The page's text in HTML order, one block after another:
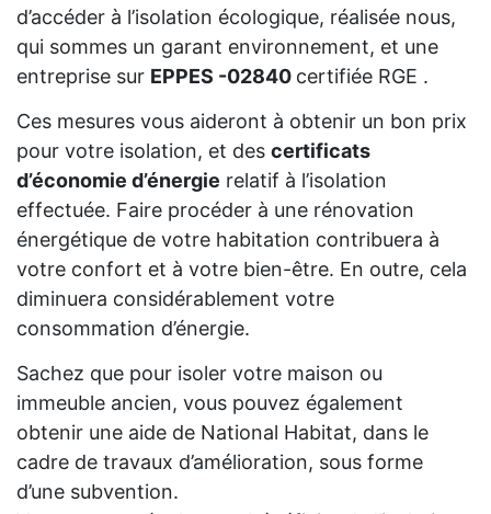
d’accéder à l’isolation écologique, réalisée nous,
qui sommes un garant environnement, et une
entreprise sur EPPES -02840 certifiée RGE .
Ces mesures vous aideront à obtenir un bon prix
pour votre isolation, et des certificats
d’économie d’énergie relatif à l’isolation
effectuée. Faire procéder à une rénovation
énergétique de votre habitation contribuera à
votre confort et à votre bien-être. En outre, cela
diminuera considérablement votre
consommation d’énergie.
Sachez que pour isoler votre maison ou
immeuble ancien, vous pouvez également
obtenir une aide de National Habitat, dans le
cadre de travaux d’amélioration, sous forme
d’une subvention.